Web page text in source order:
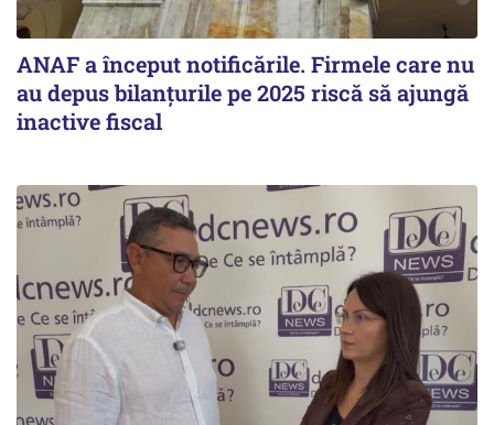
ANAF a început notificările. Firmele care nu
au depus bilanțurile pe 2025 riscă să ajungă
inactive fiscal